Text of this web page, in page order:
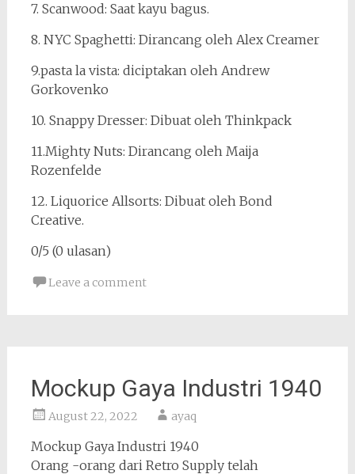
7. Scanwood: Saat kayu bagus.
8. NYC Spaghetti: Dirancang oleh Alex Creamer
9.pasta la vista: diciptakan oleh Andrew
Gorkovenko
10. Snappy Dresser: Dibuat oleh Thinkpack
11.Mighty Nuts: Dirancang oleh Maija
Rozenfelde
12. Liquorice Allsorts: Dibuat oleh Bond
Creative.
0/5 (0 ulasan)
Leave a comment
Mockup Gaya Industri 1940
August 22, 2022 ayaq
Mockup Gaya Industri 1940
Orang -orang dari Retro Supply telah